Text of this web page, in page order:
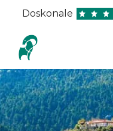
Doskonale